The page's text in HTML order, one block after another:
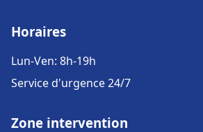
Horaires
Lun-Ven: 8h-19h
Service d'urgence 24/7
Zone intervention